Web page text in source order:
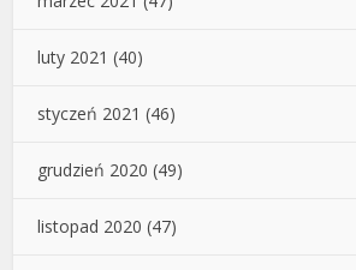
luty 2021 (40)
styczeń 2021 (46)
grudzień 2020 (49)
listopad 2020 (47)